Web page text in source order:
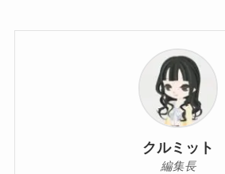
クルミット
編集長